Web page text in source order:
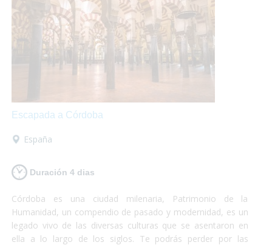
Escapada a Córdoba
España
Duración 4 dias
Córdoba es una ciudad milenaria, Patrimonio de la
Humanidad, un compendio de pasado y modernidad, es un
legado vivo de las diversas culturas que se asentaron en
ella a lo largo de los siglos. Te podrás perder por las